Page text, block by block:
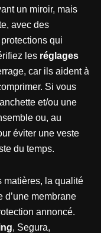
un miroir, mais
avec des
qui
les réglages
car ils aident à
Si vous
et/ou une
ou, au
éviter une veste
du temps.
matières, la qualité
d’une membrane
annoncé.
, Segura,